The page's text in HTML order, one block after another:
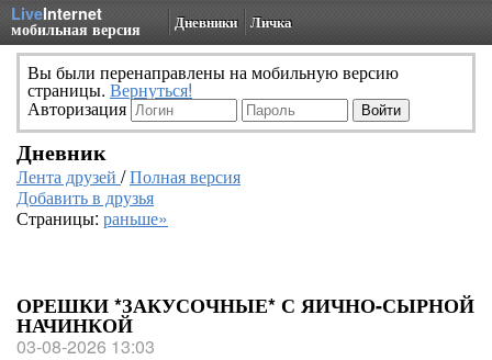
LiveInternet
мобильная версия Дневники Личка
Вы были перенаправлены на мобильную версию
страницы. Вернуться!
Авторизация
Дневник
Лента друзей /Полная версия
Добавить в друзья
Страницы: раньше»
ОРЕШКИ *ЗАКУСОЧНЫЕ* С ЯИЧНО-СЫРНОЙ
НАЧИНКОЙ
03-08-2026 13:03